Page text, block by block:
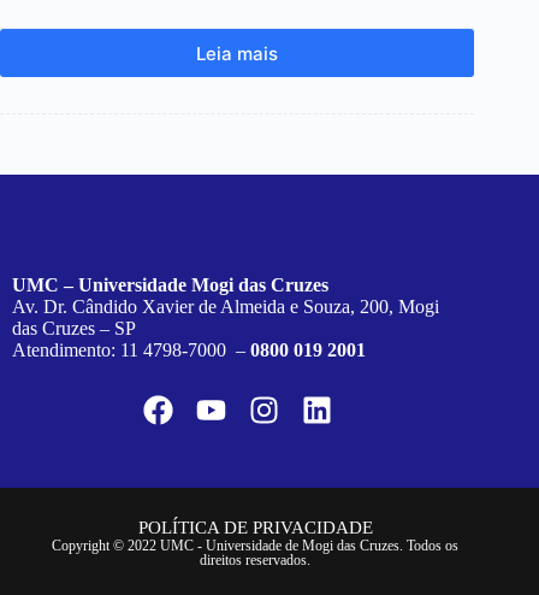
Leia mais
UMC – Universidade Mogi das Cruzes
Av. Dr. Cândido Xavier de Almeida e Souza, 200, Mogi
das Cruzes – SP
Atendimento: 11 4798-7000 – 0800 019 2001
POLÍTICA DE PRIVACIDADE
Copyright © 2022 UMC - Universidade de Mogi das Cruzes. Todos os
direitos reservados.